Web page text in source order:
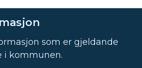
som er gjeldande
i kommunen.